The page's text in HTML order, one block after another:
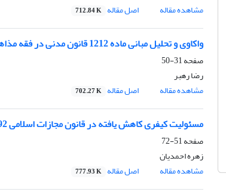
مشاهده مقاله
اصل مقاله 712.84 K
واکاوی و تحلیل مبانی ماده 1212 قانون مدنی در فقه مذاهب خمسه و حقوق اسلامی
صفحه31-50
رضا رهبر
مشاهده مقاله
اصل مقاله 702.27 K
مسئولیت کیفری کاهش یافته در قانون مجازات اسلامی 1392
صفحه51-72
زهره احمدیان
مشاهده مقاله
اصل مقاله 777.93 K